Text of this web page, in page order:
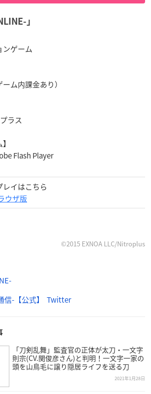
」
ンゲーム
ム内課金あり）
ラス
Flash Player
イはこちら
ウザ版
©2015 EXNOA LLC/Nitroplus
信-【公式】 Twitter
「刀剣乱舞」監査官の正体が太刀・一文字
則宗(CV.関俊彦さん)と判明！一文字一家の
頭を山鳥毛に譲り隠居ライフを送る刀
2021年1月28日